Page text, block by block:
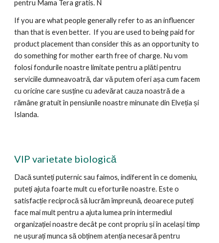
pentru Mama Tera gratis. N
If you are what people generally refer to as an influencer
than that is even better. If you are used to being paid for
product placement than consider this as an opportunity to
do something for mother earth free of charge. Nu vom
folosi fondurile noastre limitate pentru a plăti pentru
serviciile dumneavoatră, dar vă putem oferi așa cum facem
cu oricine care susține cu adevărat cauza noastră de a
rămâne gratuit în pensiunile noastre minunate din Elveția și
Islanda.
VIP varietate biologică
Dacă sunteți puternic sau faimos, indiferent în ce domeniu,
puteți ajuta foarte mult cu eforturile noastre. Este o
satisfacție reciprocă să lucrăm împreună, deoarece puteți
face mai mult pentru a ajuta lumea prin intermediul
organizației noastre decât pe cont propriu și în același timp
ne ușurați munca să obținem atenția necesară pentru